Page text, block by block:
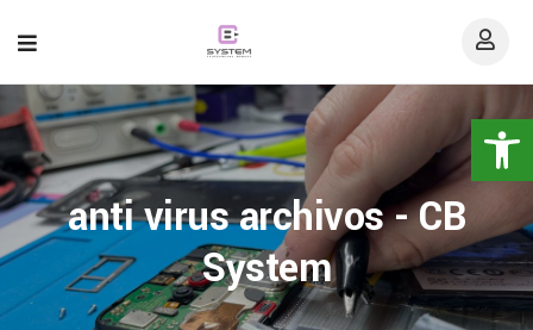
Abrir
anti virus archivos - CB
System